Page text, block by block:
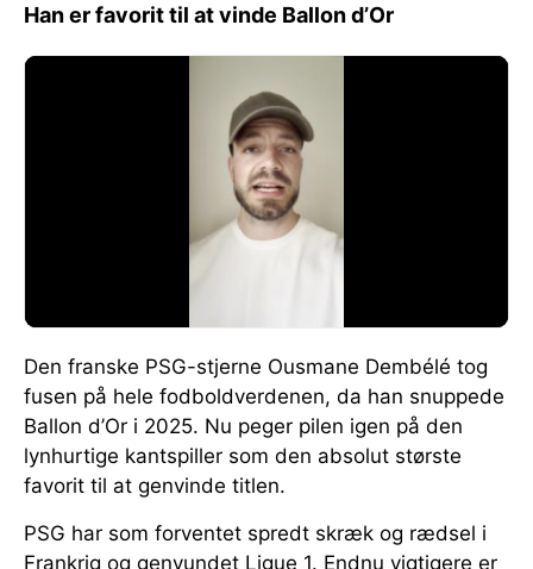
Han er favorit til at vinde Ballon d’Or
Den franske PSG-stjerne Ousmane Dembélé tog
fusen på hele fodboldverdenen, da han snuppede
Ballon d’Or i 2025. Nu peger pilen igen på den
lynhurtige kantspiller som den absolut største
favorit til at genvinde titlen.
PSG har som forventet spredt skræk og rædsel i
Frankrig og genvundet Ligue 1. Endnu vigtigere er